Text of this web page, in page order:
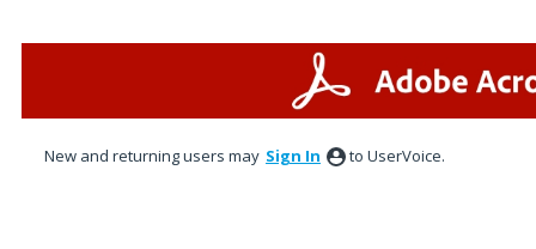
New and returning users may Sign In to UserVoice.